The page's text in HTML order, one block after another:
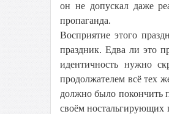
он не допускал даже
пропаганда.
Восприятие этого
праздник. Едва ли это
идентичность нужно
продолжателем всё тех
должно было покончить
своём ностальгирующих